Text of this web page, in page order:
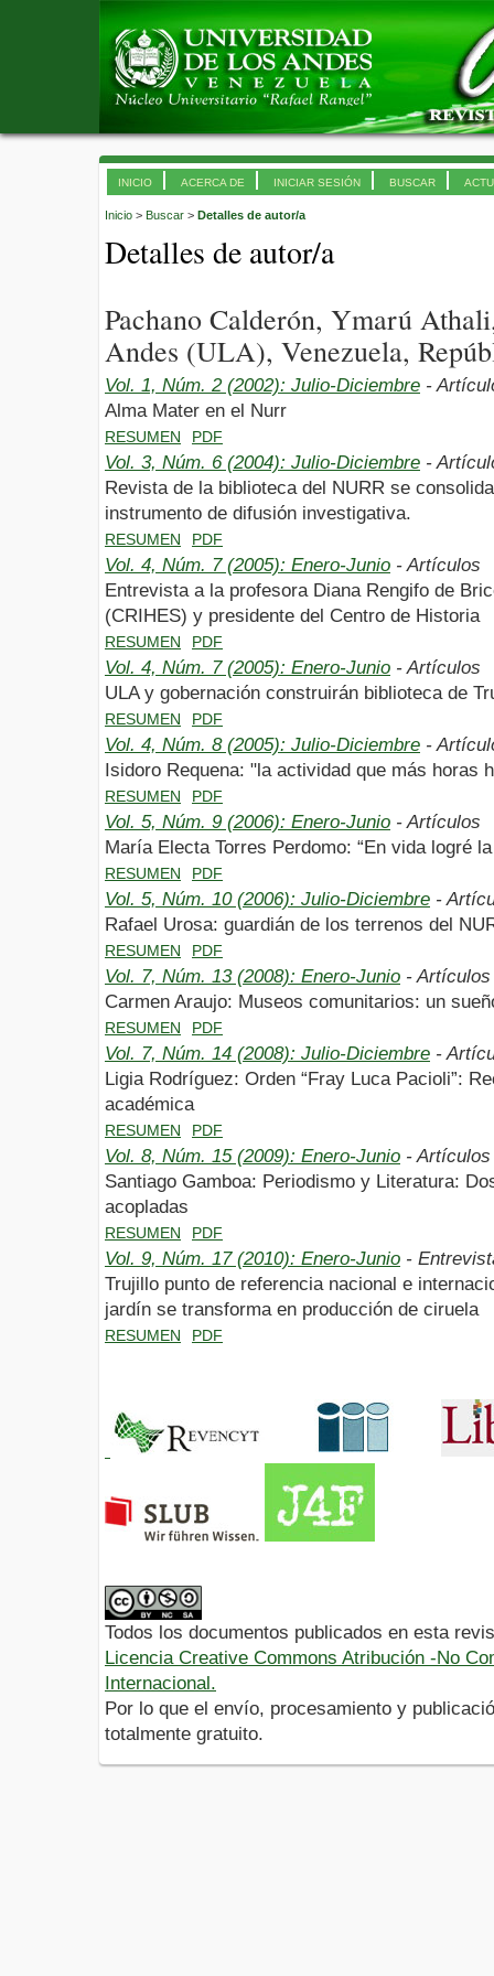
INICIO ACERCA DE INICIAR SESIÓN BUSCAR
Inicio > Buscar > Detalles de autor/a
Detalles de autor/a
Pachano Calderón, Ymarú
Andes (ULA), Venezuela,
Vol. 1, Núm. 2 (2002): Julio-Diciembre -
Alma Mater en el Nurr
RESUMEN PDF
Vol. 3, Núm. 6 (2004): Julio-Diciembre -
Revista de la biblioteca del NURR se
instrumento de difusión investigativa.
RESUMEN PDF
Vol. 4, Núm. 7 (2005): Enero-Junio - Artículos
Entrevista a la profesora Diana Rengifo de
(CRIHES) y presidente del Centro de Historia
RESUMEN PDF
Vol. 4, Núm. 7 (2005): Enero-Junio - Artículos
ULA y gobernación construirán biblioteca de
RESUMEN PDF
Vol. 4, Núm. 8 (2005): Julio-Diciembre -
Isidoro Requena: "la actividad que más horas
RESUMEN PDF
Vol. 5, Núm. 9 (2006): Enero-Junio - Artículos
María Electa Torres Perdomo: “En vida logré
RESUMEN PDF
Vol. 5, Núm. 10 (2006): Julio-Diciembre -
Rafael Urosa: guardián de los terrenos del
RESUMEN PDF
Vol. 7, Núm. 13 (2008): Enero-Junio - Artículos
Carmen Araujo: Museos comunitarios: un
RESUMEN PDF
Vol. 7, Núm. 14 (2008): Julio-Diciembre -
Ligia Rodríguez: Orden “Fray Luca Pacioli”:
académica
RESUMEN PDF
Vol. 8, Núm. 15 (2009): Enero-Junio - Artículos
Santiago Gamboa: Periodismo y Literatura:
acopladas
RESUMEN PDF
Vol. 9, Núm. 17 (2010): Enero-Junio -
Trujillo punto de referencia nacional e
jardín se transforma en producción de ciruela
RESUMEN PDF
Todos los documentos publicados en esta
Licencia Creative Commons Atribución -No
Internacional.
Por lo que el envío, procesamiento y
totalmente gratuito.